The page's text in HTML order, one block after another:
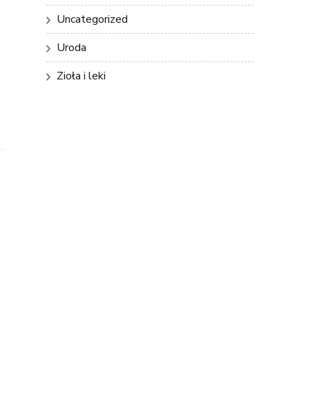
Uncategorized
Uroda
Zioła i leki